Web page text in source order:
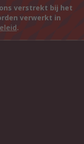
verstrekt bij het
verwerkt in
.